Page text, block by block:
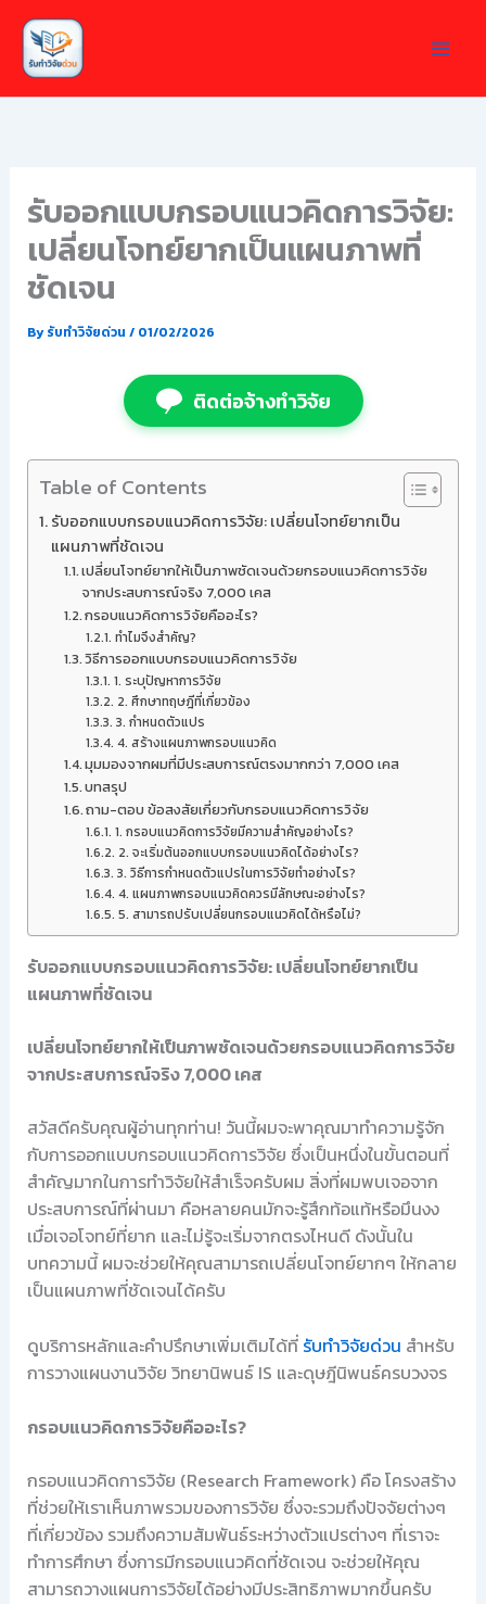
Skip
content
รับออกแบบกรอบแนวคิดการวิจัย:
เปลี่ยนโจทย์ยากเป็นแผนภาพที่
ชัดเจน
Byรับทำวิจัยด่วน / 01/02/2026
ติดต่อจ้างทำวิจัย
Table of Contents
รับออกแบบกรอบแนวคิดการวิจัย: เปลี่ยนโจทย์ยากเป็น
แผนภาพที่ชัดเจน
เปลี่ยนโจทย์ยากให้เป็นภาพชัดเจนด้วยกรอบแนวคิดการวิจัย
จากประสบการณ์จริง 7,000 เคส
กรอบแนวคิดการวิจัยคืออะไร?
ทำไมจึงสำคัญ?
วิธีการออกแบบกรอบแนวคิดการวิจัย
1. ระบุปัญหาการวิจัย
2. ศึกษาทฤษฎีที่เกี่ยวข้อง
3. กำหนดตัวแปร
4. สร้างแผนภาพกรอบแนวคิด
มุมมองจากผมที่มีประสบการณ์ตรงมากกว่า 7,000 เคส
บทสรุป
ถาม-ตอบ ข้อสงสัยเกี่ยวกับกรอบแนวคิดการวิจัย
1. กรอบแนวคิดการวิจัยมีความสำคัญอย่างไร?
2. จะเริ่มต้นออกแบบกรอบแนวคิดได้อย่างไร?
3. วิธีการกำหนดตัวแปรในการวิจัยทำอย่างไร?
4. แผนภาพกรอบแนวคิดควรมีลักษณะอย่างไร?
5. สามารถปรับเปลี่ยนกรอบแนวคิดได้หรือไม่?
รับออกแบบกรอบแนวคิดการวิจัย: เปลี่ยนโจทย์ยากเป็น
แผนภาพที่ชัดเจน
เปลี่ยนโจทย์ยากให้เป็นภาพชัดเจนด้วยกรอบแนวคิดการวิจัย
จากประสบการณ์จริง 7,000 เคส
สวัสดีครับคุณผู้อ่านทุกท่าน! วันนี้ผมจะพาคุณมาทำความรู้จัก
กับการออกแบบกรอบแนวคิดการวิจัย ซึ่งเป็นหนึ่งในขั้นตอนที่
สำคัญมากในการทำวิจัยให้สำเร็จครับผม สิ่งที่ผมพบเจอจาก
ประสบการณ์ที่ผ่านมา คือหลายคนมักจะรู้สึกท้อแท้หรือมึนงง
เมื่อเจอโจทย์ที่ยาก และไม่รู้จะเริ่มจากตรงไหนดี ดังนั้นใน
บทความนี้ ผมจะช่วยให้คุณสามารถเปลี่ยนโจทย์ยากๆ ให้กลาย
เป็นแผนภาพที่ชัดเจนได้ครับ
ดูบริการหลักและคำปรึกษาเพิ่มเติมได้ที่ รับทำวิจัยด่วน สำหรับ
การวางแผนงานวิจัย วิทยานิพนธ์ IS และดุษฎีนิพนธ์ครบวงจร
กรอบแนวคิดการวิจัยคืออะไร?
กรอบแนวคิดการวิจัย (Research Framework) คือ โครงสร้าง
ที่ช่วยให้เราเห็นภาพรวมของการวิจัย ซึ่งจะรวมถึงปัจจัยต่างๆ
ที่เกี่ยวข้อง รวมถึงความสัมพันธ์ระหว่างตัวแปรต่างๆ ที่เราจะ
ทำการศึกษา ซึ่งการมีกรอบแนวคิดที่ชัดเจน จะช่วยให้คุณ
สามารถวางแผนการวิจัยได้อย่างมีประสิทธิภาพมากขึ้นครับ